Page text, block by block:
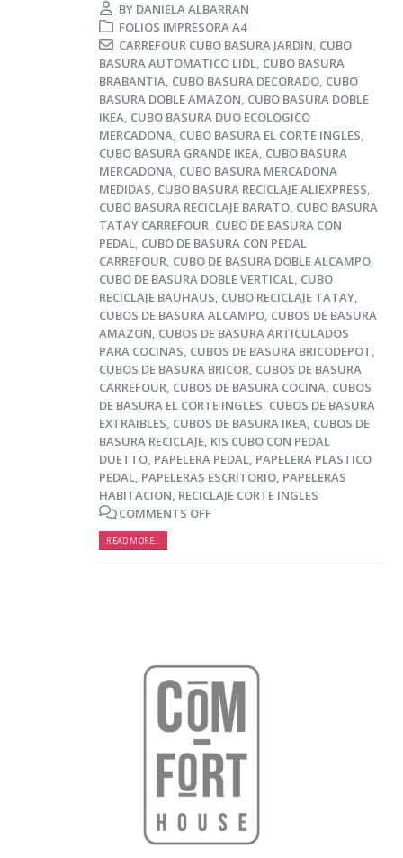
BY DANIELA ALBARRAN
FOLIOS IMPRESORA A4
CARREFOUR CUBO BASURA JARDIN, CUBO
BASURA AUTOMATICO LIDL, CUBO BASURA
BRABANTIA, CUBO BASURA DECORADO, CUBO
BASURA DOBLE AMAZON, CUBO BASURA DOBLE
IKEA, CUBO BASURA DUO ECOLOGICO
MERCADONA, CUBO BASURA EL CORTE INGLES,
CUBO BASURA GRANDE IKEA, CUBO BASURA
MERCADONA, CUBO BASURA MERCADONA
MEDIDAS, CUBO BASURA RECICLAJE ALIEXPRESS,
CUBO BASURA RECICLAJE BARATO, CUBO BASURA
TATAY CARREFOUR, CUBO DE BASURA CON
PEDAL, CUBO DE BASURA CON PEDAL
CARREFOUR, CUBO DE BASURA DOBLE ALCAMPO,
CUBO DE BASURA DOBLE VERTICAL, CUBO
RECICLAJE BAUHAUS, CUBO RECICLAJE TATAY,
CUBOS DE BASURA ALCAMPO, CUBOS DE BASURA
AMAZON, CUBOS DE BASURA ARTICULADOS
PARA COCINAS, CUBOS DE BASURA BRICODEPOT,
CUBOS DE BASURA BRICOR, CUBOS DE BASURA
CARREFOUR, CUBOS DE BASURA COCINA, CUBOS
DE BASURA EL CORTE INGLES, CUBOS DE BASURA
EXTRAIBLES, CUBOS DE BASURA IKEA, CUBOS DE
BASURA RECICLAJE, KIS CUBO CON PEDAL
DUETTO, PAPELERA PEDAL, PAPELERA PLASTICO
PEDAL, PAPELERAS ESCRITORIO, PAPELERAS
HABITACION, RECICLAJE CORTE INGLES
COMMENTS OFF
READ MORE...